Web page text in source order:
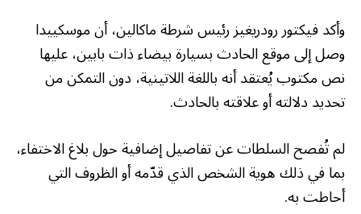
وأكد فيكتور رودريغيز رئيس شرطة ماكالين، أن موسكييدا
وصل إلى موقع الحادث بسيارة بيضاء ذات بابين، عليها
نص مكتوب يُعتقد أنه باللغة اللاتينية، دون التمكن من
تحديد دلالته أو علاقته بالحادث.
لم تُفصح السلطات عن تفاصيل إضافية حول بلاغ الاختفاء،
بما في ذلك هوية الشخص الذي قدّمه أو الظروف التي
أحاطت به.